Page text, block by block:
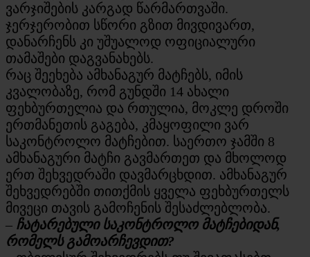
ვარჯიშების კარგად წარმართვაში.
ჯერჯერობით სწორი გზით მივდივართ,
დანარჩენს კი უშუალოდ ოფიციალური
თამაშები დაგვანახებს.
რაც შეეხება ამხანაგურ მატჩებს, იმის
კვალობაზე, რომ გუნდში 14 ახალი
ფეხბურთელია და რთულია, მოკლე დროში
ერთმანეთის გაგება, კმაყოფილი ვარ
საკონტროლო მატჩებით. საერთო ჯამში 8
ამხანაგური მატჩი გავმართეთ და მხოლოდ
ერთ შეხვედრაში დავმარცხდით. ამხანაგურ
შეხვედრებში თითქმის ყველა ფეხბურთელს
მივეცი თავის გამოჩენის შესაძლებლობა.
– ჩატარებული საკონტროლო მატჩებიდან,
რომელს გამოარჩევდით?